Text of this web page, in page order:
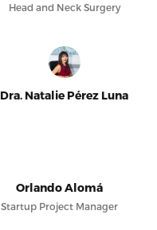
Head and Neck Surgery
Dra. Natalie Pérez Luna
Orlando Alomá
Startup Project Manager